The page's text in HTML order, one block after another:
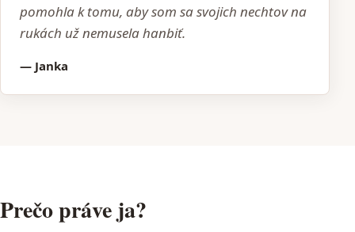
pomohla k tomu, aby som sa svojich nechtov na
rukách už nemusela hanbiť.
— Janka
Prečo práve ja?